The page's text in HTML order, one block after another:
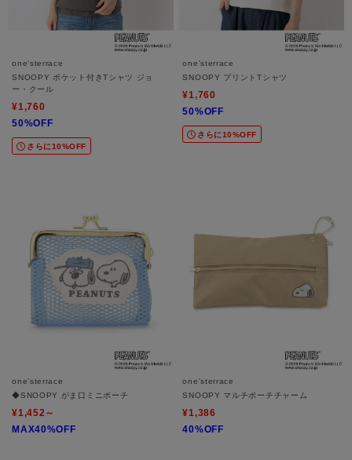
one'sterrace
SNOOPY ポケット付きTシャツ ジョ
ー・クール
¥1,760
50%OFF
さらに10%OFF
one'sterrace
SNOOPY プリントTシャツ
¥1,760
50%OFF
さらに10%OFF
one'sterrace
◆SNOOPY がま口ミニポーチ
¥1,452～
MAX40%OFF
one'sterrace
SNOOPY マルチポーチチャーム
¥1,386
40%OFF